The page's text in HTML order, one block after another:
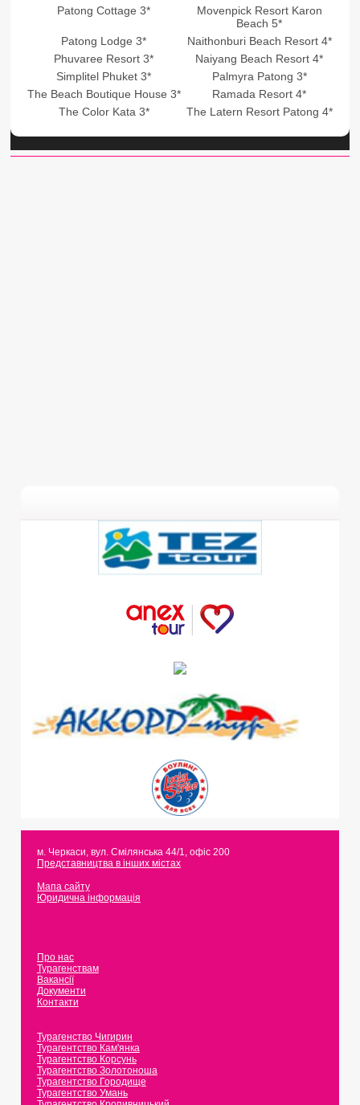
Patong Cottage 3*
Movenpick Resort Karon
Beach 5*
Patong Lodge 3*
Naithonburi Beach Resort 4*
Phuvaree Resort 3*
Naiyang Beach Resort 4*
Simplitel Phuket 3*
Palmyra Patong 3*
The Beach Boutique House 3*
Ramada Resort 4*
The Color Kata 3*
The Latern Resort Patong 4*
м. Черкаси вул. Смілянська 44/1, офіс 200
Представництва в інших містах
Мапа сайту
Юридична інформація
Про нас
Турагенствам
Вакансії
Документи
Контакти
Турагенство Чигирин
Турагентство Кам'янка
Турагентство Корсунь
Турагентство Золотоноша
Турагентство Городище
Турагентство Умань